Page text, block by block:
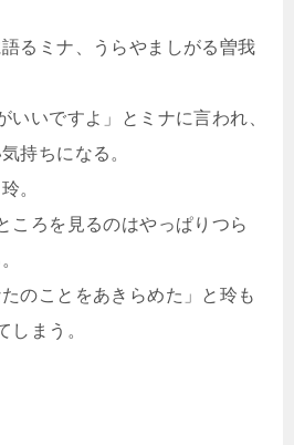
るミナ、うらやましがる曽我
いいですよ」とミナに言われ、
持ちになる。
。
ころを見るのはやっぱりつら
のことをあきらめた」と玲も
しまう。